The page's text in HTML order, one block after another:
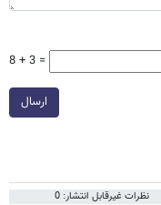
8 + 3 =
ارسال
نظرات غیرقابل انتشار: 0